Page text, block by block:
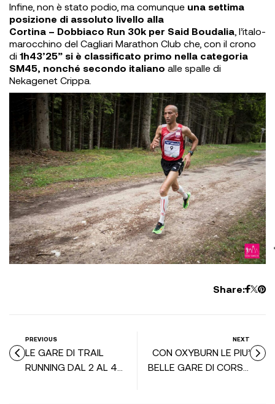
Infine, non è stato podio, ma comunque una settima
posizione di assoluto livello alla
Cortina – Dobbiaco Run 30k per Said Boudalia , l’italo-
marocchino del Cagliari Marathon Club che, con il crono
di 1h43’25” si è classificato primo nella categoria
SM45, nonché secondo italiano alle spalle di
Nekagenet Crippa.
Share:
PREVIOUS
LE GARE DI TRAIL
RUNNING DAL 2 AL 4
NEXT
CON OXYBURN LE PIU’
BELLE GARE DI CORSA